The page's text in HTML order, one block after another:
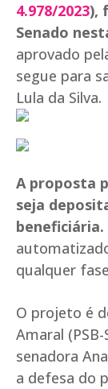
4.978/2023),
Senado
aprovado
segue para
Lula da Silva.
A proposta
seja
beneficiária.
qualquer
O projeto é
Amaral
senadora
a defesa do